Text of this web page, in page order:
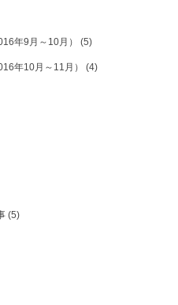
年9月～10月）(5)
年10月～11月）(4)
(5)